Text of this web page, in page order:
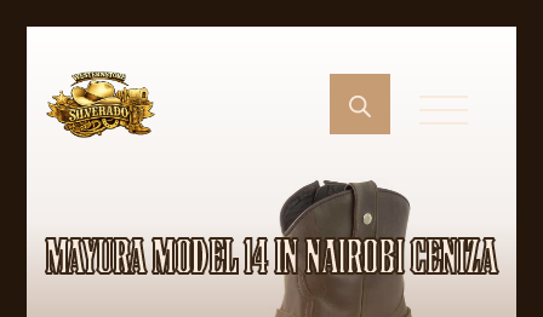
MAYURA MODEL 14 IN NAIROBI CENIZA